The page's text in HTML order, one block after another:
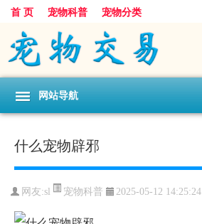
首 页 宠物科普 宠物分类
网站导航
什么宠物辟邪
网友:sl 宠物科普 2025-05-12 14:25:24